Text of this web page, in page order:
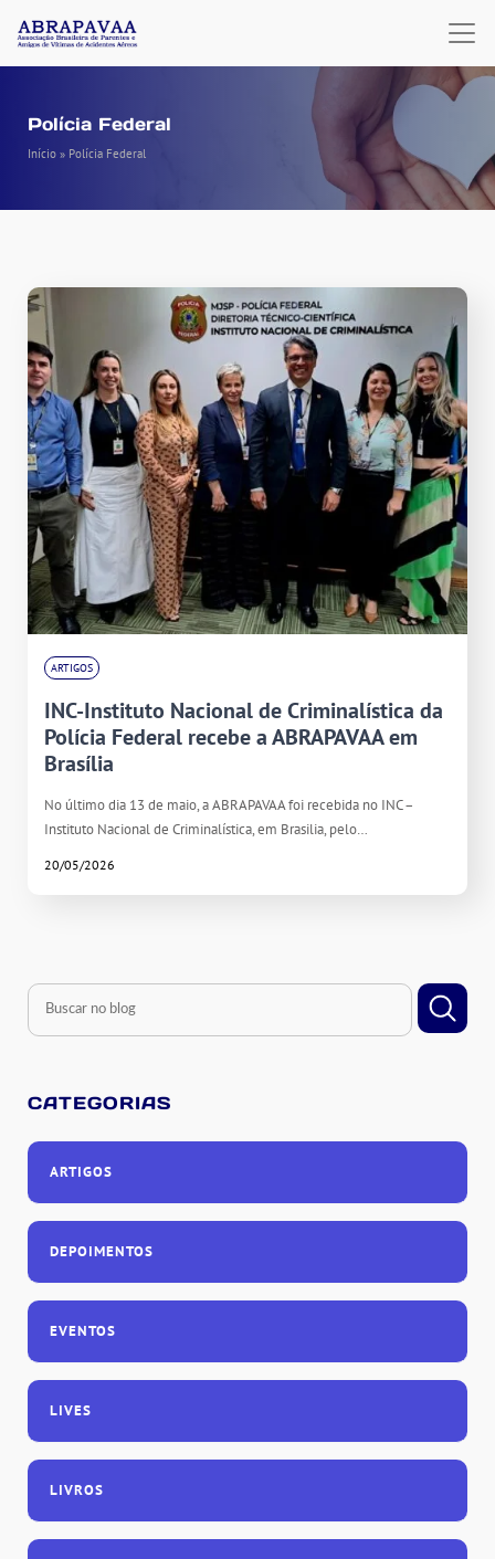
Polícia Federal
Início » Polícia Federal
ARTIGOS
INC-Instituto Nacional de Criminalística da
Polícia Federal recebe a ABRAPAVAA em
Brasília
No último dia 13 de maio, a ABRAPAVAA foi recebida no INC –
Instituto Nacional de Criminalística, em Brasilia, pelo…
20/05/2026
CATEGORIAS
ARTIGOS
DEPOIMENTOS
EVENTOS
LIVES
LIVROS